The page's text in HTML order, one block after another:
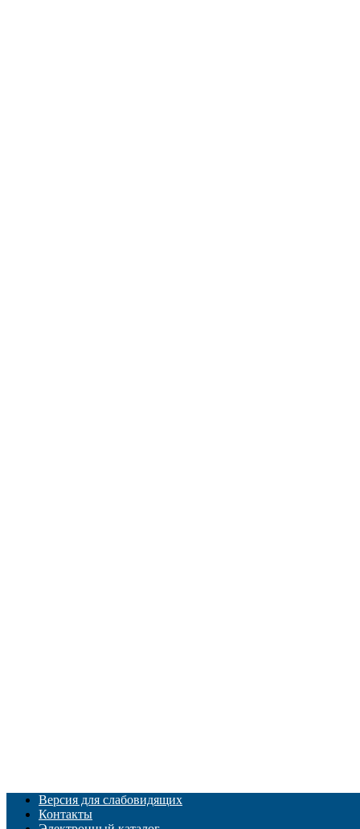
Версия для слабовидящих
Контакты